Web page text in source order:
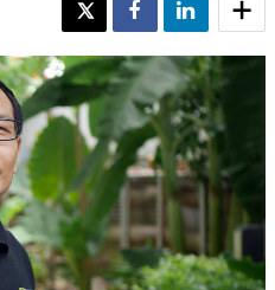
TWEET SHARE SHARE